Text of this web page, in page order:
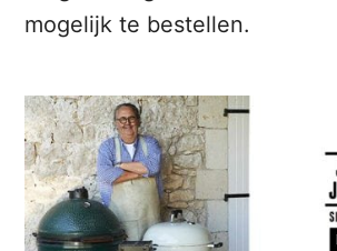
mogelijk te bestellen.